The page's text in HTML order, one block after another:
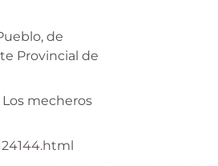
de
Provincial de
mecheros
ml